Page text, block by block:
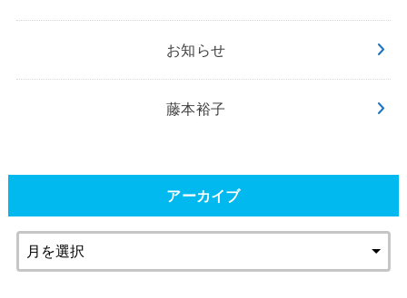
お知らせ
藤本裕子
アーカイブ